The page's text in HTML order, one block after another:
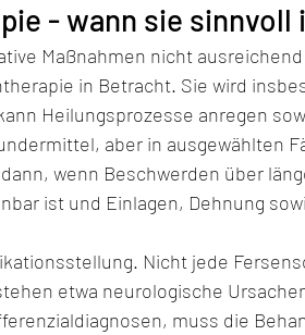
- wann sie sinnvoll
Maßnahmen nicht
in Betracht. Sie wird
Heilungsprozesse anregen
aber in ausgewählten
wenn Beschwerden über
ist und Einlagen, Dehnung
Nicht jede
etwa neurologische
muss die